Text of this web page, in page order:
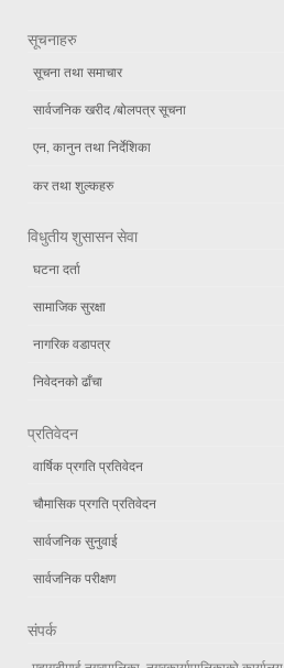
सूचनाहरु
सूचना तथा समाचार
सार्वजनिक खरीद /बोलपत्र सूचना
एन, कानुन तथा निर्देशिका
कर तथा शुल्कहरु
विधुतीय शुसासन सेवा
घटना दर्ता
सामाजिक सुरक्षा
नागरिक वडापत्र
निवेदनको ढाँचा
प्रतिवेदन
वार्षिक प्रगति प्रतिवेदन
चौमासिक प्रगति प्रतिवेदन
सार्वजनिक सुनुवाई
सार्वजनिक परीक्षण
संपर्क